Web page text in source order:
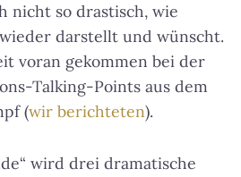
nicht so drastisch, wie
darstellt und wünscht.
voran gekommen bei der
Talking-Points aus dem
(wir berichteten).
wird drei dramatische